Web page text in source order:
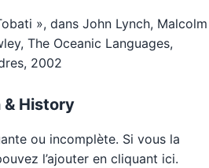
», dans John Lynch, Malcolm
The Oceanic Languages,
2002
& History
ou incomplète. Si vous la
l’ajouter en cliquant ici.